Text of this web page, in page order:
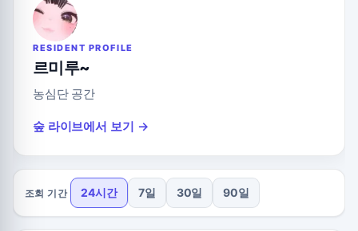
RESIDENT PROFILE
르미루~
농심단 공간
숲 라이브에서 보기 →
조회 기간 24시간 7일 30일 90일